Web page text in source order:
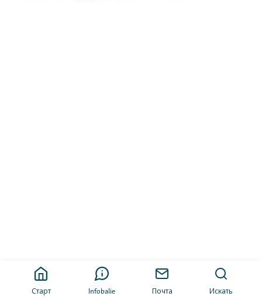
Старт Infobalie Почта Искать